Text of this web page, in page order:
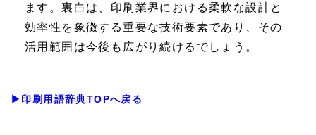
ます。裏白は、印刷業界における柔軟な設計と
効率性を象徴する重要な技術要素であり、その
活用範囲は今後も広がり続けるでしょう。
▶印刷用語辞典TOPへ戻る